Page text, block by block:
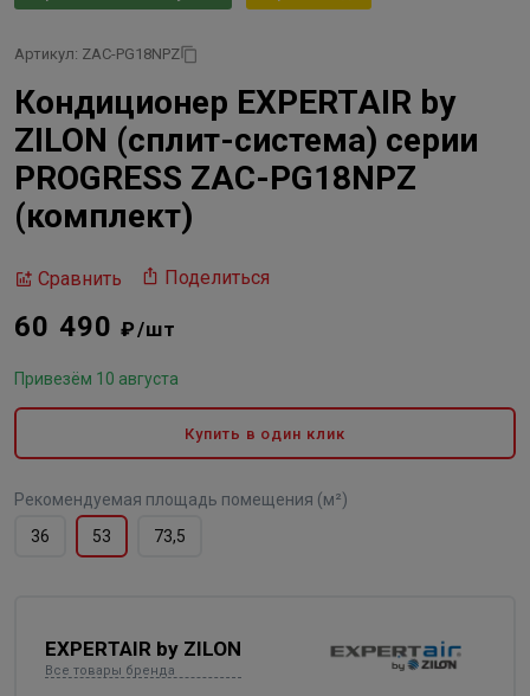
Артикул: ZAC-PG18NPZ
Кондиционер EXPERTAIR by
ZILON (сплит-система) серии
PROGRESS ZAC-PG18NPZ
(комплект)
Сравнить Поделиться
60 490₽/шт
Привезём 10 августа
Купить в один клик
Рекомендуемая площадь помещения (м²)
36
53 73,5
EXPERTAIR by ZILON
Все товары бренда